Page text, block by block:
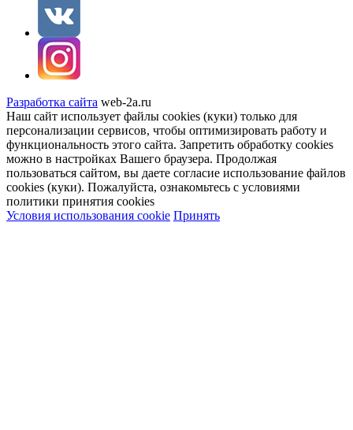
Разработка сайта web-2a.ru
Наш сайт использует файлы cookies (куки) только для
персонализации сервисов, чтобы оптимизировать работу и
функциональность этого сайта. Запретить обработку cookies
можно в настройках Вашего браузера. Продолжая
пользоваться сайтом, вы даете согласие использование файлов
cookies (куки). Пожалуйста, ознакомьтесь с условиями
политики принятия сookies
Условия использования cookie Принять